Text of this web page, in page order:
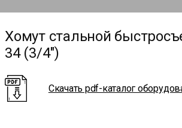
Хомут стальной
34 (3/4")
Скачать pdf-каталог